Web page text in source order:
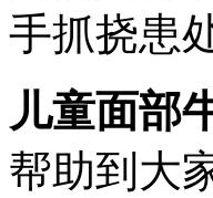
手抓挠患
儿童面部
帮助到大